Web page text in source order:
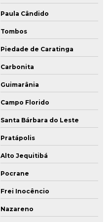
Paula Cândido
Tombos
Piedade de Caratinga
Carbonita
Guimarânia
Campo Florido
Santa Bárbara do Leste
Pratápolis
Alto Jequitibá
Pocrane
Frei Inocêncio
Nazareno